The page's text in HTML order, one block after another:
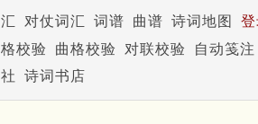
对仗词汇 词谱 曲谱 诗词地图
校验 曲格校验 对联校验
自动笺注
诗词书店